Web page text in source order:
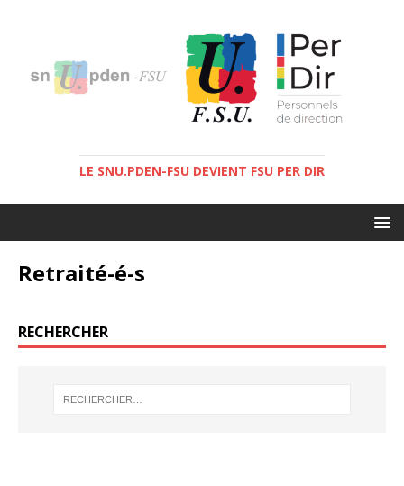
LE SNU.PDEN-FSU DEVIENT FSU PER DIR
Retraité-é-s
RECHERCHER